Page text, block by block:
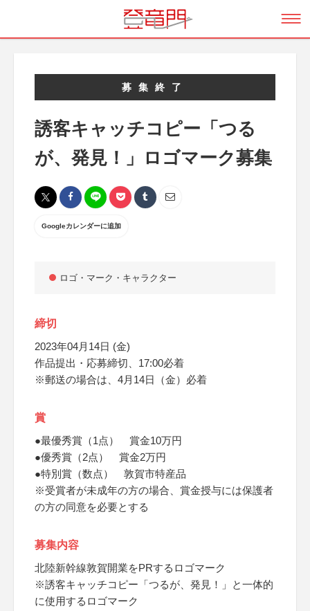
募集終了
誘客キャッチコピー「つる
が、発見！」ロゴマーク募集
Googleカレンダーに追加
ロゴ・マーク・キャラクター
締切
2023年04月14日 (金)
作品提出・応募締切、17:00必着
※郵送の場合は、4月14日（金）必着
賞
●最優秀賞（1点） 賞金10万円
●優秀賞（2点） 賞金2万円
●特別賞（数点） 敦賀市特産品
※受賞者が未成年の方の場合、賞金授与には保護者
の方の同意を必要とする
募集内容
北陸新幹線敦賀開業をPRするロゴマーク
※誘客キャッチコピー「つるが、発見！」と一体的
に使用するロゴマーク